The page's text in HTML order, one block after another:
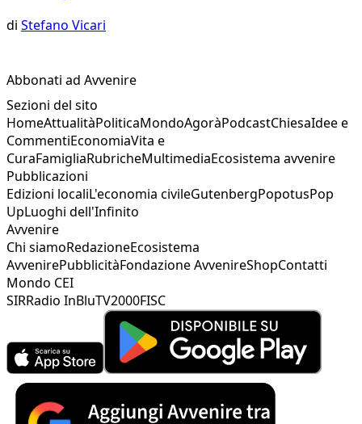
di Stefano Vicari
Abbonati ad Avvenire
Sezioni del sito
HomeAttualitàPoliticaMondoAgoràPodcastChiesaIdee e
CommentiEconomiaVita e
CuraFamigliaRubricheMultimediaEcosistema avvenire
Pubblicazioni
Edizioni localiL'economia civileGutenbergPopotusPop
UpLuoghi dell'Infinito
Avvenire
Chi siamoRedazioneEcosistema
AvvenirePubblicitàFondazione AvvenireShopContatti
Mondo CEI
SIRRadio InBluTV2000FISC